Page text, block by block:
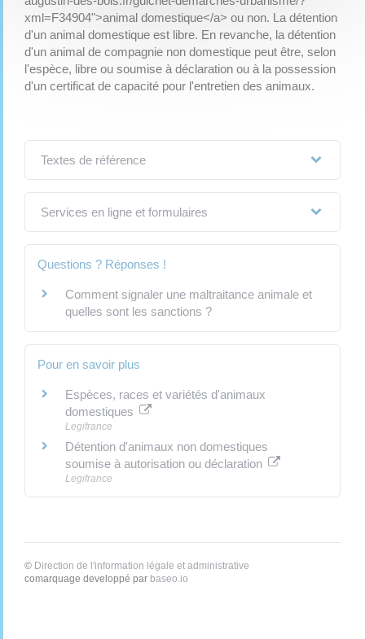
xml=F34904">animal domestique</a> ou non. La détention
d'un animal domestique est libre. En revanche, la détention
d'un animal de compagnie non domestique peut être, selon
l'espèce, libre ou soumise à déclaration ou à la possession
d'un certificat de capacité pour l'entretien des animaux.
Textes de référence
Services en ligne et formulaires
Questions ? Réponses !
Comment signaler une maltraitance animale et
quelles sont les sanctions ?
Pour en savoir plus
Espèces, races et variétés d'animaux
domestiques
Legifrance
Détention d'animaux non domestiques
soumise à autorisation ou déclaration
Legifrance
© Direction de l'information légale et administrative
comarquage developpé par baseo.io